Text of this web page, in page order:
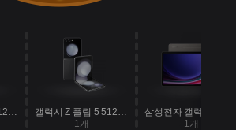
갤럭시 Z 폴드 5 512GB 5G 자급제 팬텀블랙
갤럭시 Z 플립 5 512GB 5G 자급제 그라파이트
1개
1개